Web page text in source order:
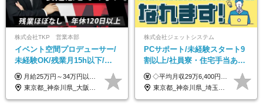
株式会社TKP 営業本部
イベント空間プロデューサー/
未経験OK/残業月15h以下/豊
富な福利厚生/全国募集/平均有
給取得日数14.9日
月給25万円～34万円以上＋各種手当＋残業代＋賞与年2回（昨年度2～4ヶ月分） 初年度想定年収：350万円～ ＜クラス・経験別の月給目安＞ ■メンバークラス：月給25万円以上 ■店長やSVなどのマネジメント経験者：月給30万円～スタート可 ■リーダークラス：月給34万円以上 ※月給は配属エリア・経験・能力を考慮して決定します（前職の経験・収入をお聞かせください）。 ※上記にはみなし残業手当20～30時間分（メンバー：3万1134円以上、経験5年以上：5万2448円以上、リーダー：5万9441円以上）を含みます。 ※超過分は別途支給いたします。
東京都_神奈川県_大阪府_愛知県_北海道_宮城県_静岡県_京都府_広島県_福岡県
株式会社ジェットシステム
PCサポート/未経験スタート9
割以上/社員寮・住宅手当あり/
正社員デビューOK/20代～30
代活躍中/全国募集
◇平均月収29万6,400円(各種手当含む) ◇住宅手当⇒最大家賃の半額支給 ◇賞与年2回支給 ■月給22万5,000円以上＋地域手当＋時間外手当＋住宅手当＋家族手当 ※経験やスキルに応じて給与を決定します ※試用期間2ヶ月あり（期間内は時給1,060円以上となります） └地域により上がる可能性があり／例：東京都時給1,370円 └その他待遇に差異なし ＜モデル月収例＞ 1年目：296,400円 3年目：320,000円 【固定残業代について】 なし（残業代は、実際の労働時間に応じて別途全額支給）
東京都_神奈川県_埼玉県_千葉県_大阪府_愛知県_北海道_青森県_岩手県_宮城県_秋田県_山形県_福島県_茨城県_群馬県_新潟県_山梨県_長野県_富山県_石川県_静岡県_岐阜県_三重県_兵庫県_京都府_滋賀県_奈良県_和歌山県_広島県_岡山県_鳥取県_島根県_山口県_徳島県_香川県_愛媛県_高知県_福岡県_熊本県_佐賀県_長崎県_大分県_宮崎県_沖縄県